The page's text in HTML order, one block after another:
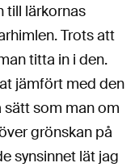
till lärkornas
Trots att
titta in i den.
jämfört med den
sätt som man om
grönskan på
synsinnet lät jag